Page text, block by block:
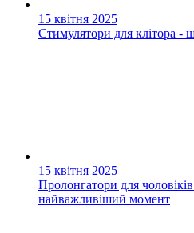
15 квітня 2025
Стимулятори для клітора -
15 квітня 2025
Пролонгатори для
найважливіший момент